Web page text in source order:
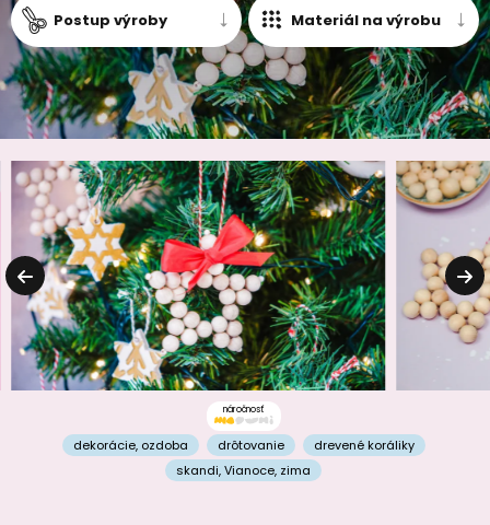
Postup výroby Materiál na výrobu
náročnosť
dekorácie, ozdoba drôtovanie
drevené koráliky
skandi,Vianoce, zima